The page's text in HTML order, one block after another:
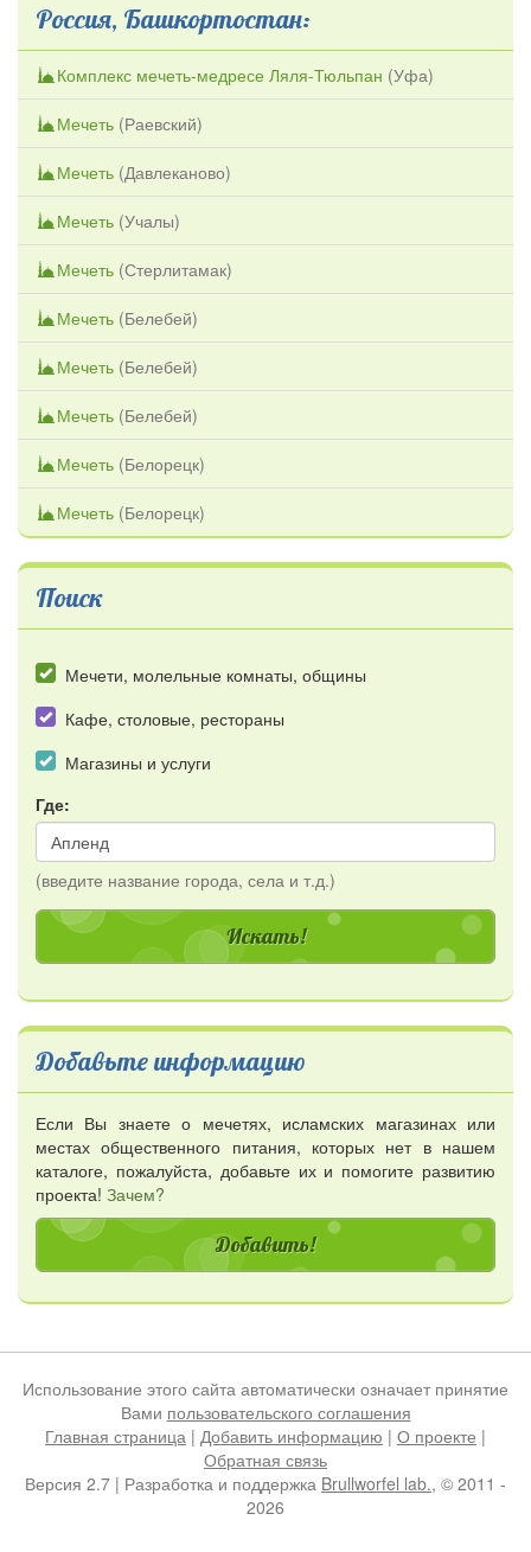
Россия, Башкортостан:
Комплекс мечеть-медресе Ляля-Тюльпан (Уфа)
Мечеть (Раевский)
Мечеть (Давлеканово)
Мечеть (Учалы)
Мечеть (Стерлитамак)
Мечеть (Белебей)
Мечеть (Белебей)
Мечеть (Белебей)
Мечеть (Белорецк)
Мечеть (Белорецк)
Поиск
Мечети, молельные комнаты, общины
Кафе, столовые, рестораны
Магазины и услуги
Где:
(введите название города, села и т.д.)
Добавьте информацию
Если Вы знаете о мечетях, исламских магазинах или
местах общественного питания, которых нет в нашем
каталоге, пожалуйста, добавьте их и помогите развитию
проекта! Зачем?
Добавить!
Использование этого сайта автоматически означает принятие
Вами пользовательского соглашения
Главная страница | Добавить информацию | О проекте |
Обратная связь
Версия 2.7 | Разработка и поддержка Brullworfel lab., © 2011 -
2026